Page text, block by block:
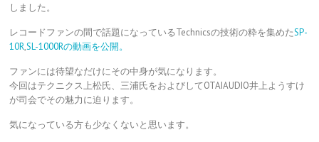
しました。
レコードファンの間で話題になっているTechnicsの技術の粋を集めたSP-
10R,SL-1000Rの動画を公開。
ファンには待望なだけにその中身が気になります。
今回はテクニクス上松氏、三浦氏をおよびしてOTAIAUDIO井上ようすけ
が司会でその魅力に迫ります。
気になっている方も少なくないと思います。